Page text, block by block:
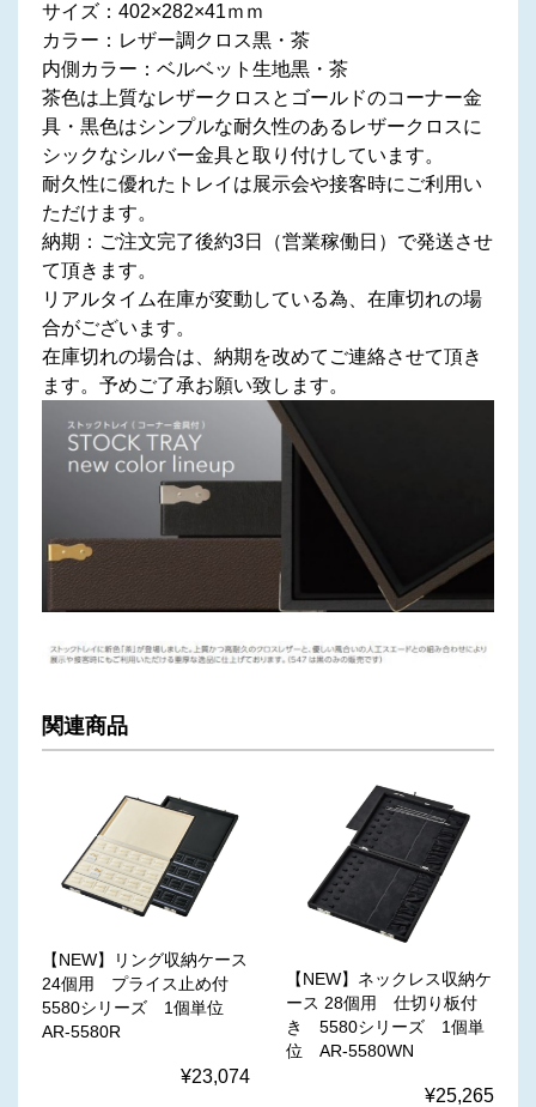
サイズ：402×282×41ｍｍ
カラー：レザー調クロス黒・茶
内側カラー：ベルベット生地黒・茶
茶色は上質なレザークロスとゴールドのコーナー金
具・黒色はシンプルな耐久性のあるレザークロスに
シックなシルバー金具と取り付けしています。
耐久性に優れたトレイは展示会や接客時にご利用い
ただけます。
納期：ご注文完了後約3日（営業稼働日）で発送させ
て頂きます。
リアルタイム在庫が変動している為、在庫切れの場
合がございます。
在庫切れの場合は、納期を改めてご連絡させて頂き
ます。予めご了承お願い致します。
関連商品
【NEW】リング収納ケース
24個用 プライス止め付
5580シリーズ 1個単位
AR-5580R
¥23,074
【NEW】ネックレス収納ケ
ース 28個用 仕切り板付
き 5580シリーズ 1個単
位 AR-5580WN
¥25,265